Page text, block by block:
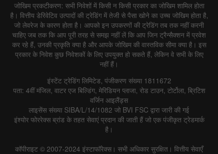
जोखिम प्रकटीकरण: सभी निवेशों में किसी न किसी प्रकार का जोखिम शामिल होता
है। वित्तीय डेरिवेटिव उत्पादों की ट्रेडिंग में तेजी से पैसा खोने का उच्च जोखिम होता है,
जो लेवरेज के कारण होता है। आपको इन उपकरणों की ट्रेडिंग तब तक नहीं करनी
चाहिए जब तक कि आप पूरी तरह से समझ नहीं लें कि आप जिन ट्रैन्सैक्शन में प्रवेश
कर रहे हैं, उनकी प्रकृति क्या है और आपके जोखिम की वास्तविक सीमा क्या है। इस
प्रकार के निवेश कुछ निवेशकों के लिए उपयुक्त हो सकते हैं, लेकिन वे सभी के लिए
नहीं हैं।
इंस्टेंट ट्रेडिंग लिमिटेड, पंजीकरण संख्या 1811672
पता: 4वीं मंजिल, वाटर एज बिल्डिंग, मेरिडियन प्लाजा, रोड टाउन, टोर्टोला, ब्रिटिश
वर्जिन आइलैंड्स
लाइसेंस संख्या SIBA/L/14/1082 जो BVI FSC द्वारा जारी की गई
इंश्योर फोररेक्स ब्रांड के तहत सेवाएं प्रदान की जाती हैं जो एक पंजीकृत ट्रेडमार्क
है।
कॉपीराइट © 2007-2024 इंस्टाफॉरेक्स। सभी अधिकार सुरक्षित। वित्तीय सेवाएँ